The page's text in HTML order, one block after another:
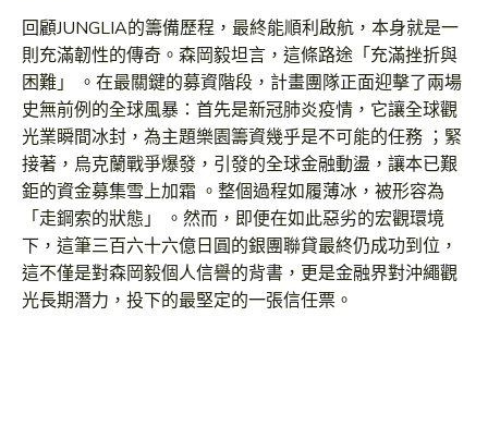
回顧JUNGLIA的籌備歷程，最終能順利啟航，本身就是一
則充滿韌性的傳奇。森岡毅坦言，這條路途「充滿挫折與
困難」 。在最關鍵的募資階段，計畫團隊正面迎擊了兩場
史無前例的全球風暴：首先是新冠肺炎疫情，它讓全球觀
光業瞬間冰封，為主題樂園籌資幾乎是不可能的任務 ；緊
接著，烏克蘭戰爭爆發，引發的全球金融動盪，讓本已艱
鉅的資金募集雪上加霜 。整個過程如履薄冰，被形容為
「走鋼索的狀態」 。然而，即便在如此惡劣的宏觀環境
下，這筆三百六十六億日圓的銀團聯貸最終仍成功到位，
這不僅是對森岡毅個人信譽的背書，更是金融界對沖繩觀
光長期潛力，投下的最堅定的一張信任票。